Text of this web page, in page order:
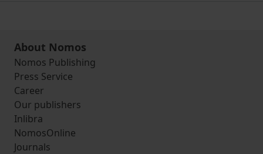
About Nomos
Nomos Publishing
Press Service
Career
Our publishers
Inlibra
NomosOnline
Journals